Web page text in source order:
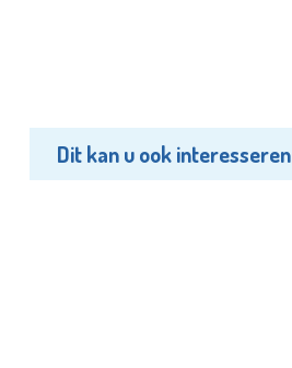
Dit kan u ook interesseren